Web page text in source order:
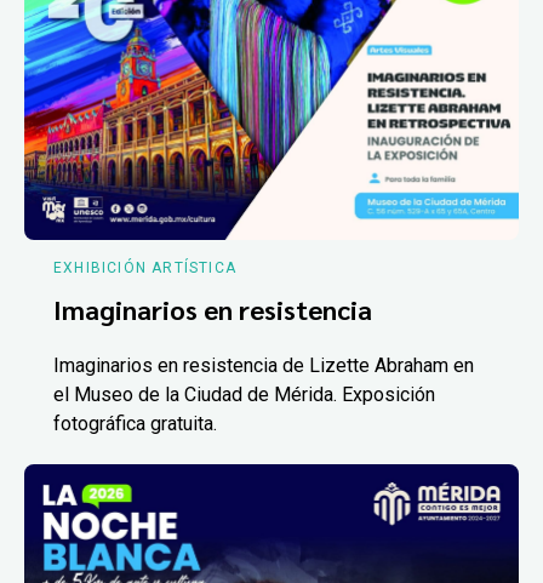
EXHIBICIÓN ARTÍSTICA
Imaginarios en resistencia
Imaginarios en resistencia de Lizette Abraham en
el Museo de la Ciudad de Mérida. Exposición
fotográfica gratuita.